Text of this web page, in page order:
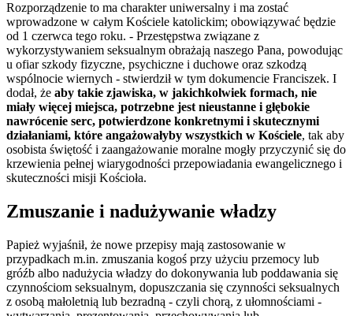
Rozporządzenie to ma charakter uniwersalny i ma zostać
wprowadzone w całym Kościele katolickim; obowiązywać będzie
od 1 czerwca tego roku. - Przestępstwa związane z
wykorzystywaniem seksualnym obrażają naszego Pana, powodując
u ofiar szkody fizyczne, psychiczne i duchowe oraz szkodzą
wspólnocie wiernych - stwierdził w tym dokumencie Franciszek. I
dodał, że aby takie zjawiska, w jakichkolwiek formach, nie
miały więcej miejsca, potrzebne jest nieustanne i głębokie
nawrócenie serc, potwierdzone konkretnymi i skutecznymi
działaniami, które angażowałyby wszystkich w Kościele, tak aby
osobista świętość i zaangażowanie moralne mogły przyczynić się do
krzewienia pełnej wiarygodności przepowiadania ewangelicznego i
skuteczności misji Kościoła.
Zmuszanie i nadużywanie władzy
Papież wyjaśnił, że nowe przepisy mają zastosowanie w
przypadkach m.in. zmuszania kogoś przy użyciu przemocy lub
gróźb albo nadużycia władzy do dokonywania lub poddawania się
czynnościom seksualnym, dopuszczania się czynności seksualnych
z osobą małoletnią lub bezradną - czyli chorą, z ułomnościami -